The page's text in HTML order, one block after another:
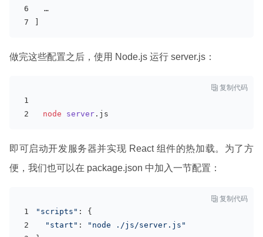
  …
做完这些配置之后，使用 Node.js 运行 server.js：
 复制代码
node server .js
即可启动开发服务器并实现 React 组件的热加载。为了方
便，我们也可以在 package.json 中加入一节配置：
 复制代码
"scripts" : {
"start" :
"node ./js/server.js"